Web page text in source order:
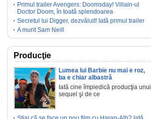
Primul trailer Avengers: Doomsday! Villain-ul
Doctor Doom, în toată splendoarea
Secretul lui Digger, dezvăluit! Iată primul trailer
A murit Sam Neill
Producţie
Lumea lui Barbie nu mai e roz,
ba e chiar albastră
Iată cine împiedică producţia unui
sequel şi de ce